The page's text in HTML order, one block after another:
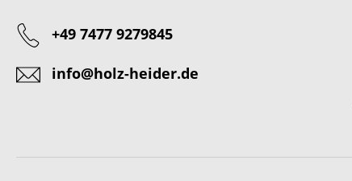
+49 7477 9279845
info@holz-heider.de